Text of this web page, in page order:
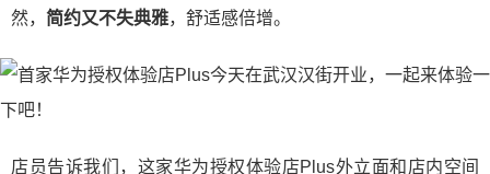
然， 简约又不失典雅，舒适感倍增。
店员告诉我们，这家华为授权体验店Plus外立面和店内空间